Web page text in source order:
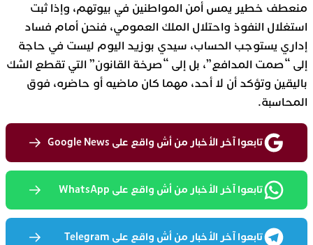
منعطف خطير يمس أمن المواطنين في بيوتهم، وإذا ثبت
استغلال النفوذ واحتلال الملك العمومي، فنحن أمام فساد
إداري يستوجب الحساب، سيدي بوزيد اليوم ليست في حاجة
إلى “صمت المدافع”، بل إلى “صرخة القانون” التي تقطع الشك
باليقين وتؤكد أن لا أحد، مهما كان ماضيه أو حاضره، فوق
المحاسبة.
تابعوا آخر الأخبار من أش واقع على Google News
تابعوا آخر الأخبار من أش واقع على WhatsApp
تابعوا آخر الأخبار من أش واقع على Telegram